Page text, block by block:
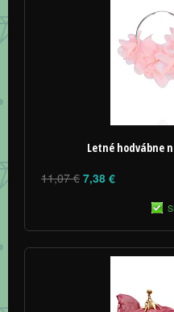
Letné hodvábne
11,07 € 7,38 €